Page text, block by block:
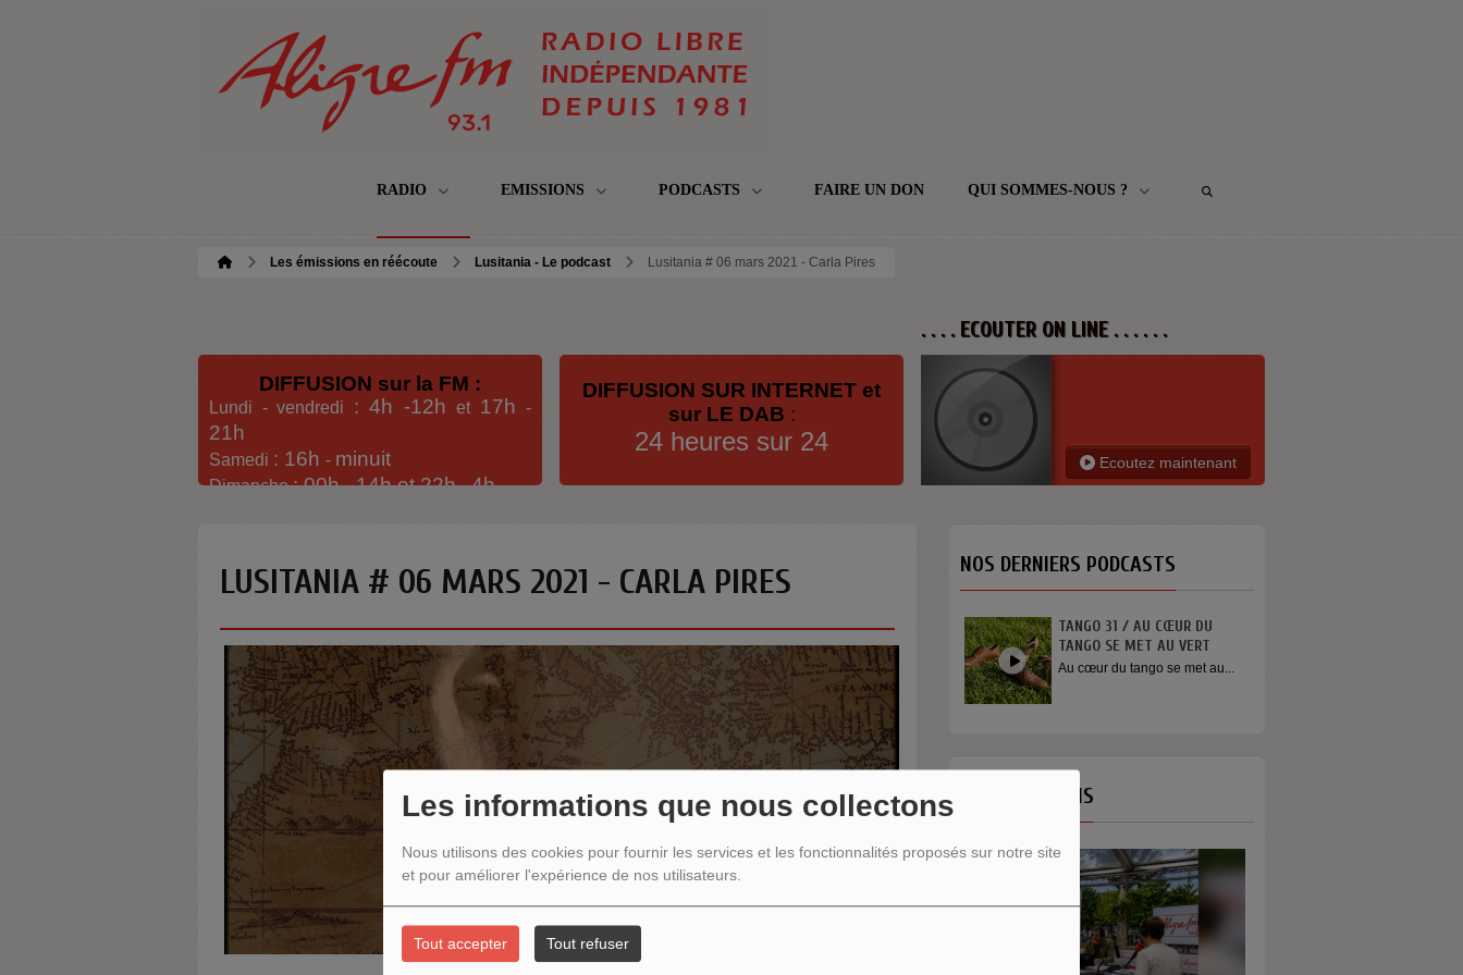
Les informations que nous collectons
Nous utilisons des cookies pour fournir les services et les fonctionnalités proposés sur notre site
et pour améliorer l'expérience de nos utilisateurs.
Tout accepter Tout refuser
RADIO EMISSIONS PODCASTS FAIRE UN DON QUI SOMMES-NOUS ?
Les émissions en réécoute Lusitania - Le podcast Lusitania # 06 mars 2021 - Carla Pires
DIFFUSION sur la FM :
Lundi - vendredi : 4h -12h et 17h -
21h
Samedi : 16h - minuit
Dimanche: 00h -14h et 22h-4h
DIFFUSION SUR INTERNET et
sur LE DAB :
24 heures sur 24
. . . . ECOUTER ON LINE . . . . . .
Ecoutez maintenant
LUSITANIA # 06 MARS 2021 - CARLA PIRES NOS DERNIERS PODCASTS
TANGO 31 / AU CŒUR DU
TANGO SE MET AU VERT
Au cœur du tango se met au...
NOS ÉMISSIONS